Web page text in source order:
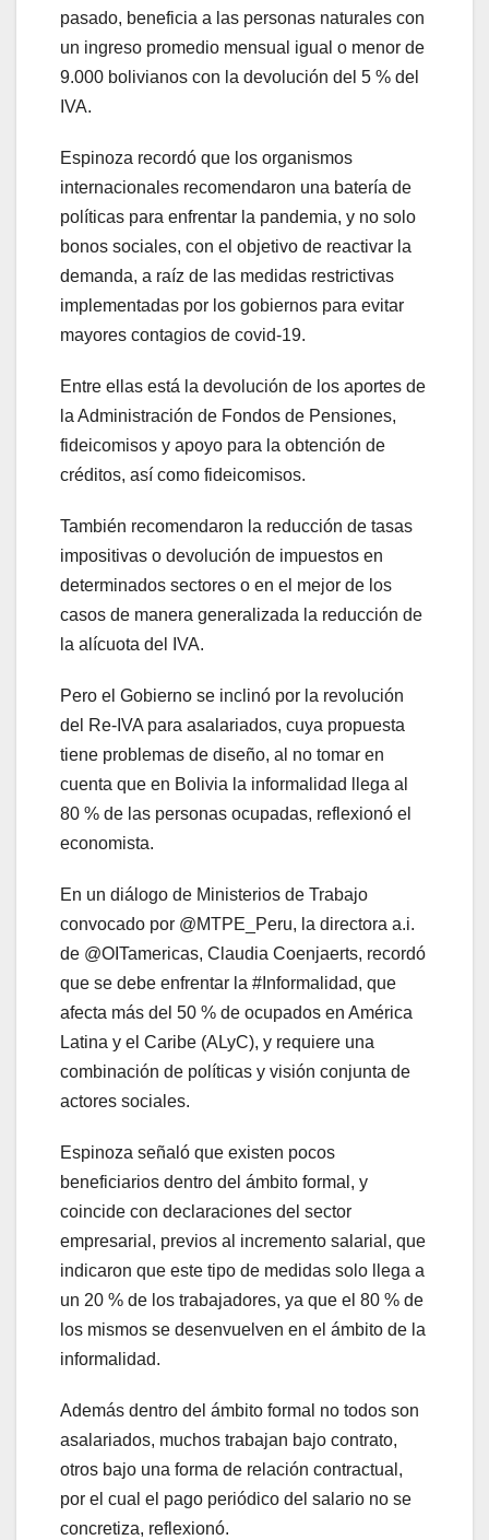
pasado, beneficia a las personas naturales con
un ingreso promedio mensual igual o menor de
9.000 bolivianos con la devolución del 5 % del
IVA.
Espinoza recordó que los organismos
internacionales recomendaron una batería de
políticas para enfrentar la pandemia, y no solo
bonos sociales, con el objetivo de reactivar la
demanda, a raíz de las medidas restrictivas
implementadas por los gobiernos para evitar
mayores contagios de covid-19.
Entre ellas está la devolución de los aportes de
la Administración de Fondos de Pensiones,
fideicomisos y apoyo para la obtención de
créditos, así como fideicomisos.
También recomendaron la reducción de tasas
impositivas o devolución de impuestos en
determinados sectores o en el mejor de los
casos de manera generalizada la reducción de
la alícuota del IVA.
Pero el Gobierno se inclinó por la revolución
del Re-IVA para asalariados, cuya propuesta
tiene problemas de diseño, al no tomar en
cuenta que en Bolivia la informalidad llega al
80 % de las personas ocupadas, reflexionó el
economista.
En un diálogo de Ministerios de Trabajo
convocado por @MTPE_Peru, la directora a.i.
de @OITamericas, Claudia Coenjaerts, recordó
que se debe enfrentar la #Informalidad, que
afecta más del 50 % de ocupados en América
Latina y el Caribe (ALyC), y requiere una
combinación de políticas y visión conjunta de
actores sociales.
Espinoza señaló que existen pocos
beneficiarios dentro del ámbito formal, y
coincide con declaraciones del sector
empresarial, previos al incremento salarial, que
indicaron que este tipo de medidas solo llega a
un 20 % de los trabajadores, ya que el 80 % de
los mismos se desenvuelven en el ámbito de la
informalidad.
Además dentro del ámbito formal no todos son
asalariados, muchos trabajan bajo contrato,
otros bajo una forma de relación contractual,
por el cual el pago periódico del salario no se
concretiza, reflexionó.